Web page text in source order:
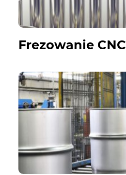
Frezowanie CNC